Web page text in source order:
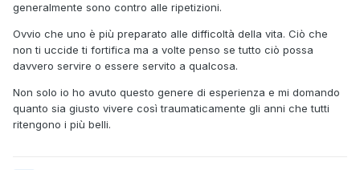
generalmente sono contro alle ripetizioni.
Ovvio che uno è più preparato alle difficoltà della vita. Ciò che
non ti uccide ti fortifica ma a volte penso se tutto ciò possa
davvero servire o essere servito a qualcosa.
Non solo io ho avuto questo genere di esperienza e mi domando
quanto sia giusto vivere così traumaticamente gli anni che tutti
ritengono i più belli.